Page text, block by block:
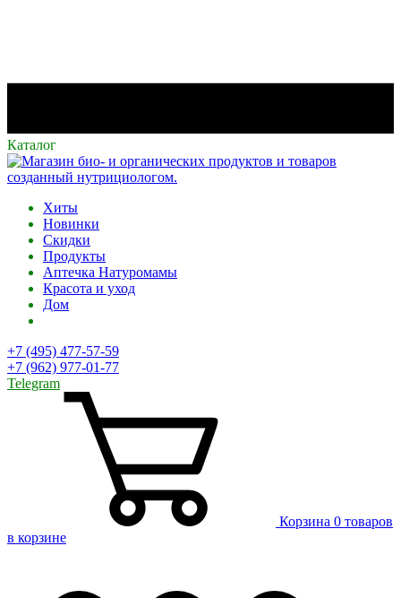
Каталог
Хиты
Новинки
Скидки
Продукты
Аптечка Натуромамы
Красота и уход
Дом
+7 (495) 477-57-59
+7 (962) 977-01-77
Telegram
Корзина 0 товаров
в корзине